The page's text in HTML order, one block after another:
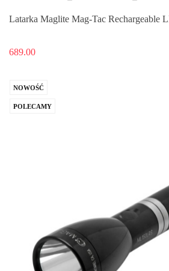
Latarka Maglite Mag-Tac Rechargeable
689.00
NOWOŚĆ
POLECAMY